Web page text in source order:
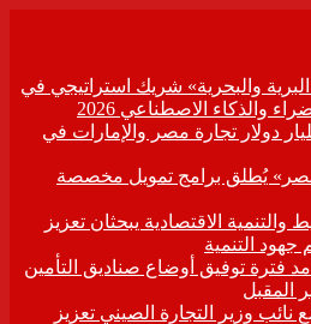
البرية والبحرية» شريك استراتيجي في
والذكاء الاصطناعي 2026
الاستثمار: 9.68 مليار دولار تجارة مصر والإمارات في
يُطلق برامج تمويل مخصصة
والتنمية الاقتصادية يبحثان تعزيز
جهود التنمية
مد فترة توفيق أوضاع صناديق التأمين
نائب وزير التجارة الصيني تعزيز